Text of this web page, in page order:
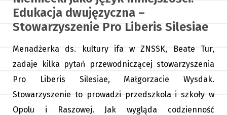
Edukacja dwujęzyczna –
Stowarzyszenie Pro Liberis Silesiae
Menadżerka ds. kultury ifa w ZNSSK, Beate Tur,
zadaje kilka pytań przewodniczącej stowarzyszenia
Pro Liberis Silesiae, Małgorzacie Wysdak.
Stowarzyszenie to prowadzi przedszkola i szkoły w
Opolu i Raszowej. Jak wygląda codzienność